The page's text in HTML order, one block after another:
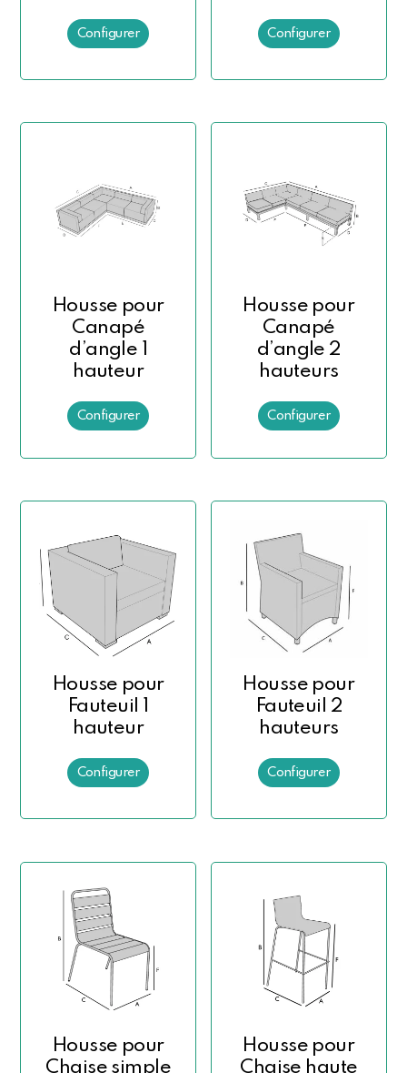
Housse pour
Canapé
d’angle 1
hauteur
Housse pour
Canapé
d’angle 2
hauteurs
Housse pour
Fauteuil 1
hauteur
Housse pour
Fauteuil 2
hauteurs
Housse pour
Chaise simple
Housse pour
Chaise haute